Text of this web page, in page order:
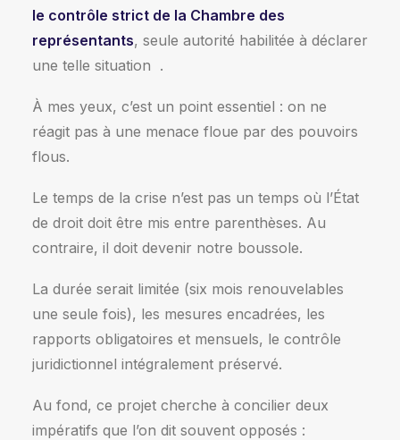
le contrôle strict de la Chambre des
représentants, seule autorité habilitée à déclarer
une telle situation .
À mes yeux, c’est un point essentiel : on ne
réagit pas à une menace floue par des pouvoirs
flous.
Le temps de la crise n’est pas un temps où l’État
de droit doit être mis entre parenthèses. Au
contraire, il doit devenir notre boussole.
La durée serait limitée (six mois renouvelables
une seule fois), les mesures encadrées, les
rapports obligatoires et mensuels, le contrôle
juridictionnel intégralement préservé.
Au fond, ce projet cherche à concilier deux
impératifs que l’on dit souvent opposés :